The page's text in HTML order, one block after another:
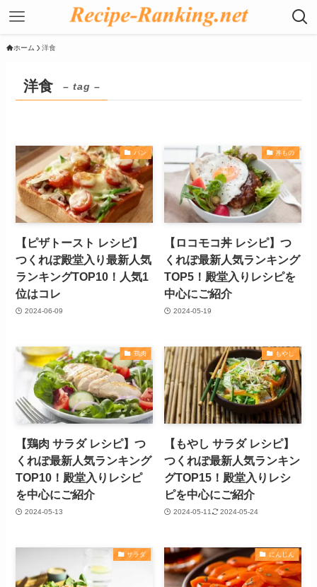
ホーム 洋食
洋食 – tag –
パン
【ピザトースト レシピ】
つくれぽ殿堂入り最新人気
ランキングTOP10！人気1
位はコレ
2024-06-09
丼もの
【ロコモコ丼 レシピ】つ
くれぽ最新人気ランキング
TOP5！殿堂入りレシピを
中心にご紹介
2024-05-19
鶏肉
【鶏肉 サラダ レシピ】つ
くれぽ最新人気ランキング
TOP10！殿堂入りレシピ
を中心にご紹介
2024-05-13
もやし
【もやし サラダ レシピ】
つくれぽ最新人気ランキン
グTOP15！殿堂入りレシ
ピを中心にご紹介
2024-05-11 2024-05-24
サラダ にんじん